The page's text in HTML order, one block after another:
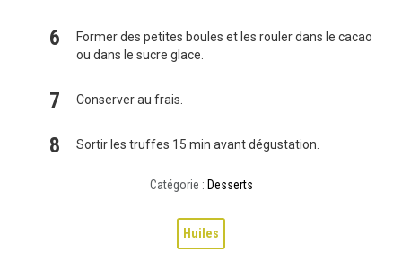
Former des petites boules et les rouler dans le cacao
ou dans le sucre glace.
Conserver au frais.
Sortir les truffes 15 min avant dégustation.
Catégorie : Desserts
Huiles